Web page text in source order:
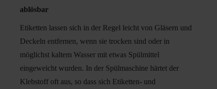
ablösbar
Etiketten lassen sich in der Regel leicht von Gläsern und
Deckeln entfernen, wenn sie trocken sind oder in
möglichst kaltem Wasser mit etwas Spülmittel
eingeweicht wurden. In der Spülmaschine härtet der
Klebstoff oft aus, so dass sich Etiketten- und